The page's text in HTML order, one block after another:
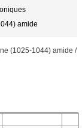
amide
(1025-1044) amide /